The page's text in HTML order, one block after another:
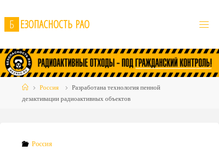
to
content
Б ЕЗОПАСНОСТЬ РАО
HomeРоссия
Разработана технология пенной
дезактивации радиоактивных объектов
Россия